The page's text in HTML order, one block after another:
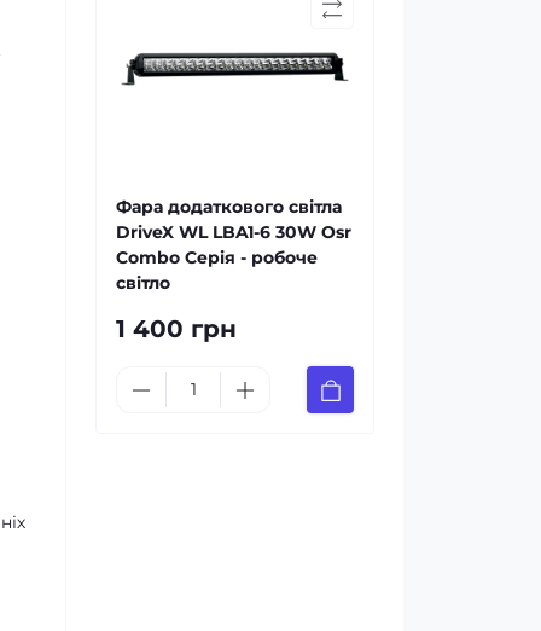
Фара додаткового світла
DriveX WL LBA1-6 30W Osr
Combo Серія - робоче
світло
1 400 грн